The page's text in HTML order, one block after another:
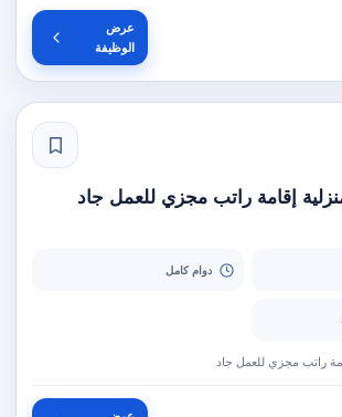
عرض
الوظيفة
إقامة راتب مجزي للعمل جاد
دوام كامل
راتب مجزي للعمل جاد